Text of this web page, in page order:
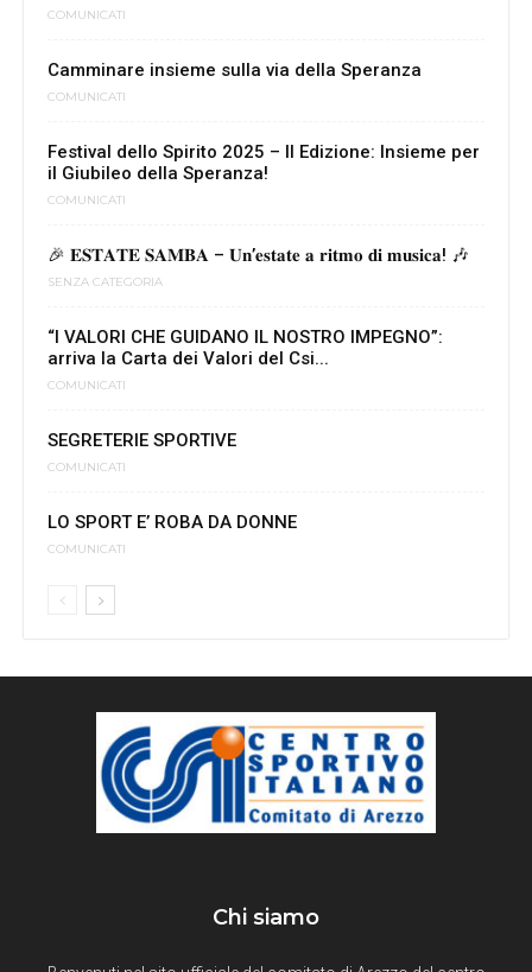
COMUNICATI
Camminare insieme sulla via della Speranza
COMUNICATI
Festival dello Spirito 2025 – II Edizione: Insieme per
il Giubileo della Speranza!
COMUNICATI
🎉 𝐄𝐒𝐓𝐀𝐓𝐄 𝐒𝐀𝐌𝐁𝐀 – 𝐔𝐧’𝐞𝐬𝐭𝐚𝐭𝐞 𝐚 𝐫𝐢𝐭𝐦𝐨 𝐝𝐢 𝐦𝐮𝐬𝐢𝐜𝐚! 🎶
SENZA CATEGORIA
“I VALORI CHE GUIDANO IL NOSTRO IMPEGNO”:
arriva la Carta dei Valori del Csi...
COMUNICATI
SEGRETERIE SPORTIVE
COMUNICATI
LO SPORT E’ ROBA DA DONNE
COMUNICATI
Chi siamo